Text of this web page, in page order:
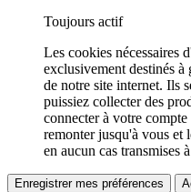
Toujours actif
Les cookies nécessaires
exclusivement destinés
de notre site internet. Ils
puissiez collecter des
connecter à votre
remonter jusqu'à vous et
en aucun cas transmises
Enregistrer mes préférences